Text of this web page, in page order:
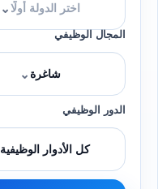
اختر الدولة أولًا⌄
المجال الوظيفي
شاغرة ⌄
الدور الوظيفي
كل الأدوار الوظيفية